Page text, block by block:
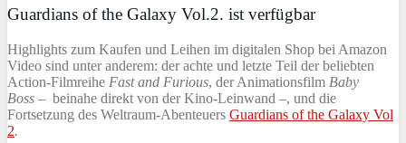
Guardians of the Galaxy Vol.2. ist verfügbar
Highlights zum Kaufen und Leihen im digitalen Shop bei Amazon
Video sind unter anderem: der achte und letzte Teil der beliebten
Action-Filmreihe Fast and Furious, der Animationsfilm Baby
Boss – beinahe direkt von der Kino-Leinwand –, und die
Fortsetzung des Weltraum-Abenteuers Guardians of the Galaxy Vol
2.